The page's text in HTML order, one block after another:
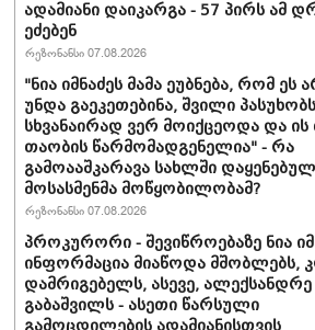
ადამიანი დაიკარგა - 57 პირს ამ
ეძებენ
რეზონანსი 07.08.2026
"ნია იმნაძეს მამა ეუბნება, რომ ეს
უნდა გაეკეთებინა, შვილი
სხვანაირად ვერ მოიქცეოდა და ის
თაობის წარმომადგენელია" - რა
გამოააშკარავა სახლში
მოსასმენმა მოწყობილობამ?
რეზონანსი 07.08.2026
პროკურორი - შევიწროებაზე ნია
ინფორმაცია მიაწოდა მშობლებს,
დამრიგებელს, ასევე, ალექსანდრე
გაბაშვილს - ასეთი წარსული
გამოცდილების ადამიანისთვის